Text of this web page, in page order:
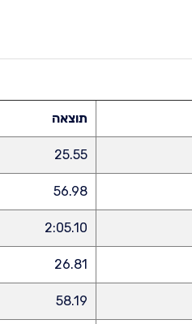
תוצאה
25.55
56.98
2:05.10
26.81
58.19